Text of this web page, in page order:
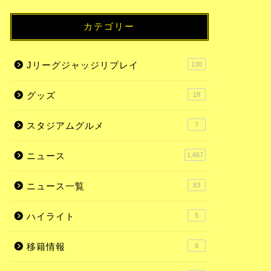
カテゴリー
Jリーグジャッジリプレイ 130
グッズ 18
スタジアムグルメ 7
ニュース 1,667
ニュース一覧 83
ハイライト 5
移籍情報 8